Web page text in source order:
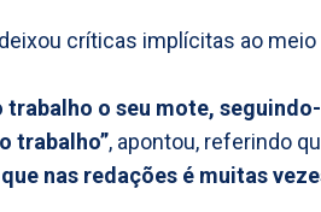
críticas implícitas ao meio
trabalho o seu mote,
trabalho”, apontou, referindo
que nas redações é muitas